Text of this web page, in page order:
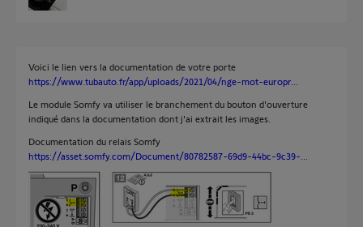
Voici le lien vers la documentation de votre porte
https://www.tubauto.fr/app/uploads/2021/04/nge-mot-europr...
Le module Somfy va utiliser le branchement du bouton d'ouverture
indiqué dans la documentation dont j'ai extrait les images.
Documentation du relais Somfy
https://asset.somfy.com/Document/80782587-69d9-44bc-9c39-...